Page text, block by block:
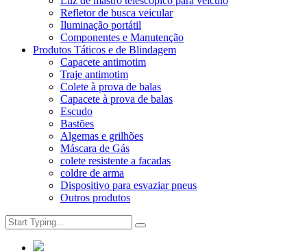
Refletor de busca veicular
Iluminação portátil
Componentes e Manutenção
Produtos Táticos e de Blindagem
Capacete antimotim
Traje antimotim
Colete à prova de balas
Capacete à prova de balas
Escudo
Bastões
Algemas e grilhões
Máscara de Gás
colete resistente a facadas
coldre de arma
Dispositivo para esvaziar pneus
Outros produtos